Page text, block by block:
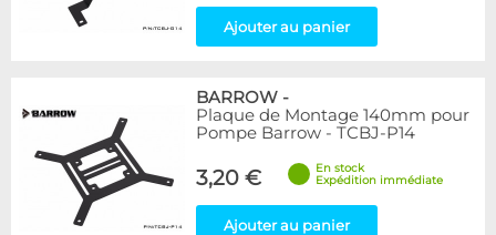
Ajouter au panier
BARROW -
Plaque de Montage 140mm pour
Pompe Barrow - TCBJ-P14
3,20 €
En stock
Expédition immédiate
Ajouter au panier